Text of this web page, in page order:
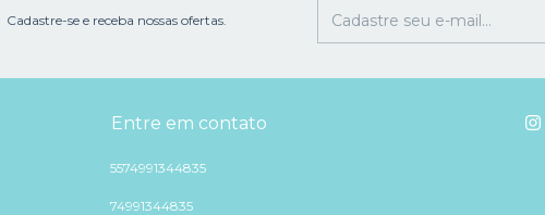
Cadastre-se e receba nossas ofertas.
Entre em contato
5574991344835
74991344835